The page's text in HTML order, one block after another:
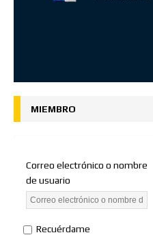
MIEMBRO
Correo electrónico o nombre
de usuario
Recuérdame